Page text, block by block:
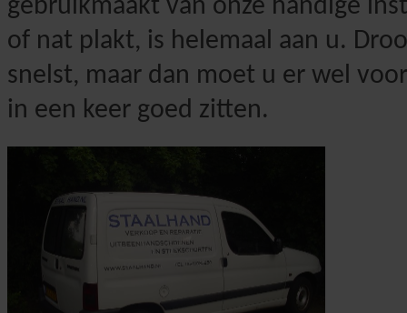
gebruikmaakt van onze handige
of nat plakt, is helemaal aan u.
snelst, maar dan moet u er wel
in een keer goed zitten.